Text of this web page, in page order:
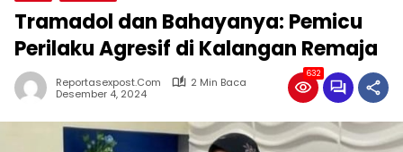
Tramadol dan Bahayanya: Pemicu
Perilaku Agresif di Kalangan Remaja
Reportasexpost.com
2 Min Baca
Desember 4, 2024
632